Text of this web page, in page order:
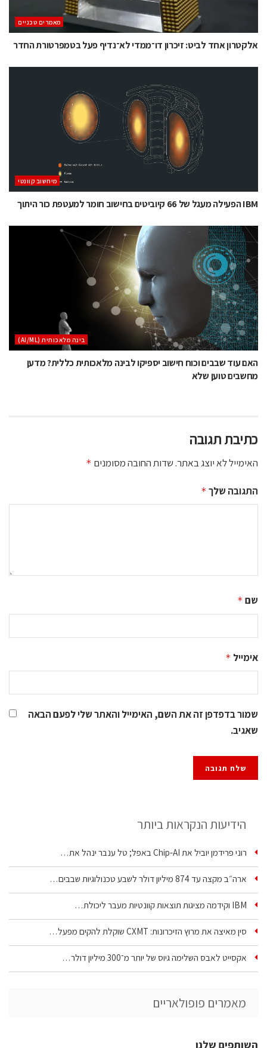
מאמרים טכניים
אלקטרון אחד לביט: זיכרון דו־ממדי לא־נדיף פעל בטמפרטורת החדר
מיחשוב קוונטי
IBM הפעילה מעגל של 66 קיוביטים בחישוב חומר למעטפת כור היתוך
בינה מלאכותית (AI/ML)
האם עוד שבבים וכוח חישוב יספיקו לבינה מלאכותית כללית? מדען
מחשבים טוען שלא
כתיבת תגובה
האימייל לא יוצג באתר.שדות החובה מסומנים *
התגובה שלך *
שם *
אימייל *
שמור בדפדפן זה את השם, האימייל והאתר שלי לפעם הבאה
שאגיב.
הידיעות הנקראות ביותר
רוני פרידמן יוביל את Chip‑AI באפל; טל ענבר ינהל את…
ארה״ב מקצה עד 874 מיליון דולר לשבע טכנולוגיות שבבים…
IBM וקידמה מציגות תוצאות קוונטיות מעבר ליכולת…
סין מאיצה את מרוץ הזיכרונות: CXMT שוקלת להקים מפעל…
אקסייט לאבס השלימה גיוס של יותר מ־300 מיליון דולר…
מאמרים פופולאריים
השותפים שלנו